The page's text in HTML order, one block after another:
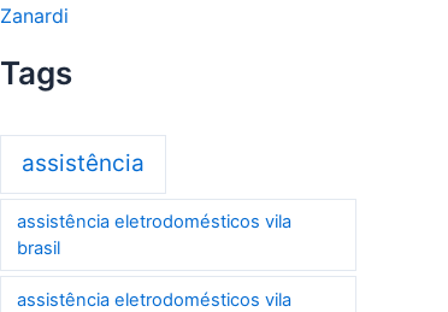
Zanardi
Tags
assistência
assistência eletrodomésticos vila
brasil
assistência eletrodomésticos vila